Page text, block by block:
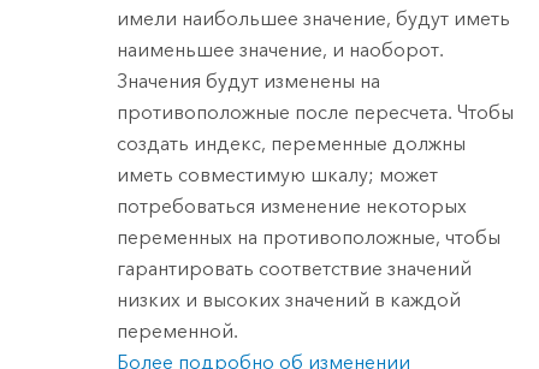
имели наибольшее значение, будут иметь
наименьшее значение, и наоборот.
Значения будут изменены на
противоположные после пересчета. Чтобы
создать индекс, переменные должны
иметь совместимую шкалу; может
потребоваться изменение некоторых
переменных на противоположные, чтобы
гарантировать соответствие значений
низких и высоких значений в каждой
переменной.
Более подробно об изменении